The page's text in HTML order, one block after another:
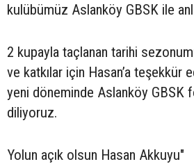
kulübümüz Aslanköy GBSK ile
2 kupayla taçlanan tarihi
ve katkılar için Hasan’a teşekkür
yeni döneminde Aslanköy GBSK
diliyoruz.
Yolun açık olsun Hasan Akkuyu"